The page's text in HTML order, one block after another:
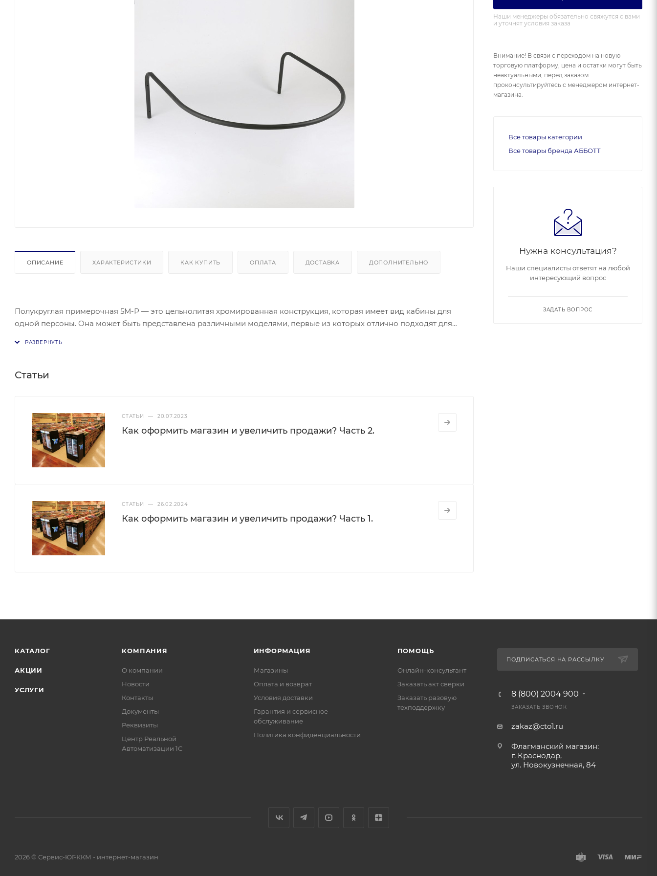
ОПИСАНИЕ ХАРАКТЕРИСТИКИ КАК КУПИТЬ ОПЛАТА ДОСТАВКА ДОПОЛНИТЕЛЬНО
Полукруглая примерочная 5М-Р — это цельнолитая хромированная конструкция, которая имеет вид кабины для
одной персоны. Она может быть представлена различными моделями, первые из которых отлично подходят для
Статьи
СТАТЬИ — 20.07.2023
Как оформить магазин и увеличить продажи? Часть 2.
СТАТЬИ — 26.02.2024
Как оформить магазин и увеличить продажи? Часть 1.
Наши менеджеры обязательно свяжутся с вами
и уточнят условия заказа
Внимание! В связи с переходом на новую
торговую платформу, цена и остатки могут быть
неактуальными, перед заказом
проконсультируйтесь с менеджером интернет-
магазина.
Все товары категории
Все товары бренда АББОТТ
Нужна консультация?
Наши специалисты ответят на любой
интересующий вопрос
ЗАДАТЬ ВОПРОС
КАТАЛОГ
АКЦИИ
УСЛУГИ
КОМПАНИЯ
О компании
Новости
Контакты
Документы
Реквизиты
Центр Реальной
Автоматизации 1С
ИНФОРМАЦИЯ
Магазины
Оплата и возврат
Условия доставки
Гарантия и сервисное
обслуживание
Политика конфиденциальности
ПОМОЩЬ
Онлайн-консультант
Заказать акт сверки
Заказать разовую
техподдержку
ПОДПИСАТЬСЯ НА РАССЫЛКУ
8 (800) 2004 900
ЗАКАЗАТЬ ЗВОНОК
zakaz@cto1.ru
Флагманский магазин:
г. Краснодар,
ул. Новокузнечная, 84
2026 © Сервис-ЮГ-ККМ - интернет-магазин